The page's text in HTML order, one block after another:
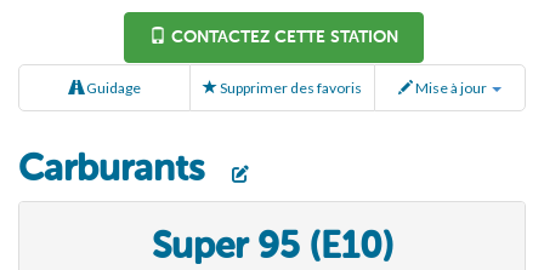
CONTACTEZ CETTE STATION
Guidage Supprimer des favoris Mise à jour
Carburants
Super 95 (E10)